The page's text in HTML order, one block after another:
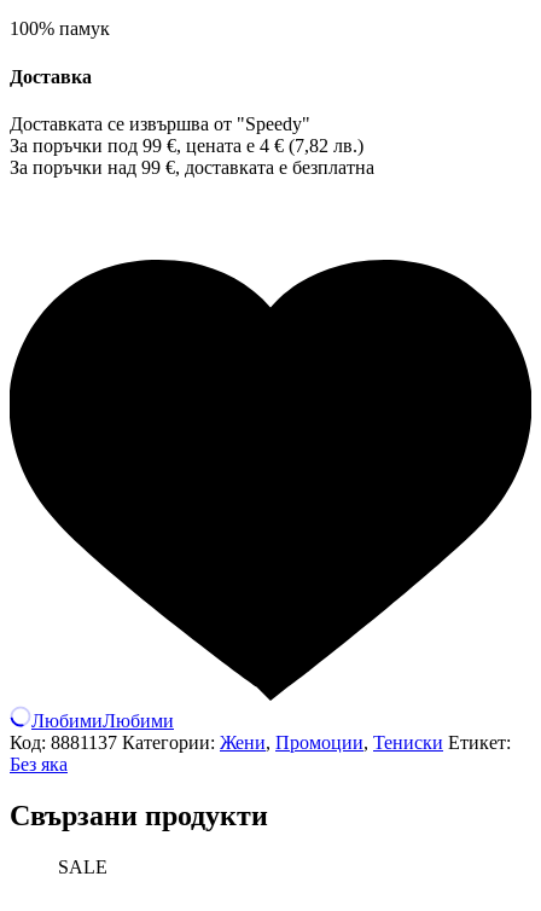
100% памук
Доставка
Доставката се извършва от "Speedy"
За поръчки под 99 €, цената е 4 € (7,82 лв.)
За поръчки над 99 €, доставката е безплатна
ЛюбимиЛюбими
Код: 8881137 Категории: Жени, Промоции, Тениски Етикет:
Без яка
Свързани продукти
SALE